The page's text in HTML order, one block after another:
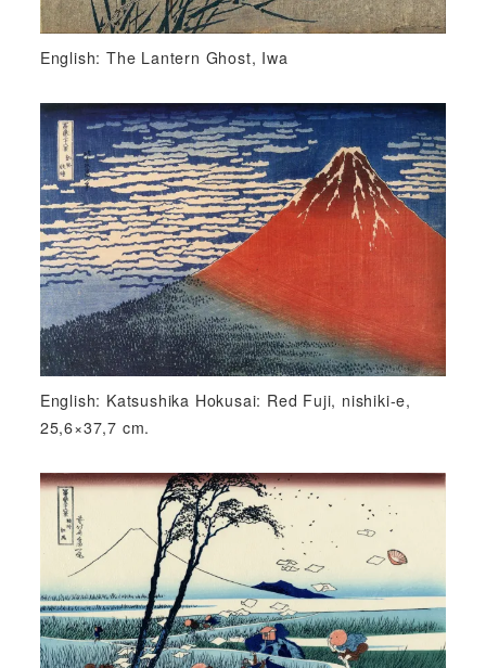
English: The Lantern Ghost, Iwa
English: Katsushika Hokusai: Red Fuji, nishiki-e,
25,6×37,7 cm.